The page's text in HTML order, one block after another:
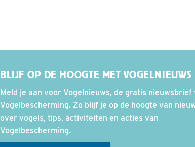
BLIJF OP DE HOOGTE MET VOGELNIEUWS
Meld je aan voor Vogelnieuws, de gratis nieuwsbrief
Vogelbescherming. Zo blijf je op de hoogte van
over vogels, tips, activiteiten en acties van
Vogelbescherming.